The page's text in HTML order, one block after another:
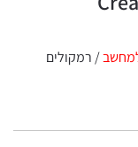
רמקולים